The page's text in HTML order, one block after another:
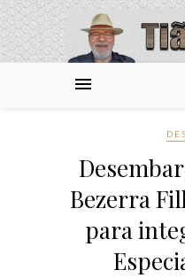
Bezerra
para